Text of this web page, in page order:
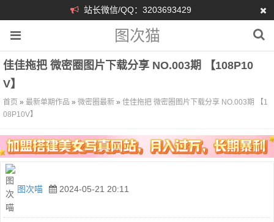
站长微信/QQ：3203693429
图次猫
佳佳拖把 微密圈图片下载分享 NO.003期 【108P10
V】
首页 » 最新单期作品 » 微密圈最新 » 佳佳拖把 微密圈图片下载分享 NO.003期 【1
08P10V】
图次喵 2024-05-21 20:11